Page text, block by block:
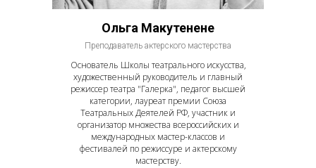
Ольга Макутенене
Преподаватель актерского мастерства
Основатель Школы театрального искусства,
художественный руководитель и главный
режиссер театра "Галерка", педагог высшей
категории, лауреат премии Союза
Театральных Деятелей РФ, участник и
организатор множества всероссийских и
международных мастер-классов и
фестивалей по режиссуре и актерскому
мастерству.